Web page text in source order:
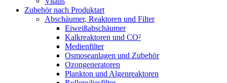
Zubehör nach Produktart
Abschäumer, Reaktoren und Filter
Eiweißabschäumer
Kalkreaktoren und CO²
Medienfilter
Osmoseanlagen und Zubehör
Ozongeneratoren
Plankton und Algenreaktoren